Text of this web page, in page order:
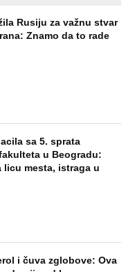
Rusiju za važnu stvar
Znamo da to rade
sa 5. sprata
u Beogradu:
licu mesta, istraga u
i čuva zglobove: Ova